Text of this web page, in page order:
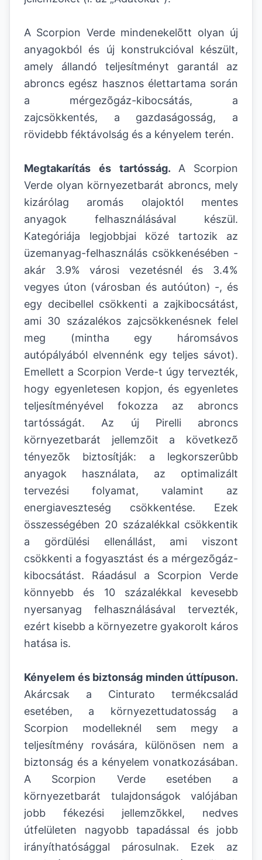
A Scorpion Verde mindenekelõtt olyan új
anyagokból és új konstrukcióval készült,
amely állandó teljesítményt garantál az
abroncs egész hasznos élettartama során
a mérgezõgáz-kibocsátás, a
zajcsökkentés, a gazdaságosság, a
rövidebb féktávolság és a kényelem terén.
Megtakarítás és tartósság. A
Scorpion
Verde olyan környezetbarát abroncs, mely
kizárólag aromás olajoktól mentes
anyagok felhasználásával készül.
Kategóriája legjobbjai közé tartozik az
üzemanyag-felhasználás csökkenésében -
akár 3.9% városi vezetésnél és 3.4%
vegyes úton (városban és autóúton) -, és
egy decibellel csökkenti a zajkibocsátást,
ami 30 százalékos zajcsökkenésnek felel
meg (mintha egy háromsávos
autópályából elvennénk egy teljes sávot).
Emellett a Scorpion Verde-t úgy tervezték,
hogy egyenletesen kopjon, és egyenletes
teljesítményével fokozza az abroncs
tartósságát. Az új Pirelli abroncs
környezetbarát jellemzõit a következõ
tényezõk biztosítják: a legkorszerûbb
anyagok használata, az optimalizált
tervezési folyamat, valamint az
energiaveszteség csökkentése. Ezek
összességében 20 százalékkal csökkentik
a gördülési ellenállást, ami viszont
csökkenti a fogyasztást és a mérgezõgáz-
kibocsátást. Ráadásul a Scorpion Verde
könnyebb és 10 százalékkal kevesebb
nyersanyag felhasználásával tervezték,
ezért kisebb a környezetre gyakorolt káros
hatása is.
Kényelem és biztonság minden úttípuson.
Akárcsak a Cinturato termékcsalád
esetében, a környezettudatosság a
Scorpion modelleknél sem megy a
teljesítmény rovására, különösen nem a
biztonság és a kényelem vonatkozásában.
A Scorpion Verde esetében a
környezetbarát tulajdonságok valójában
jobb fékezési jellemzõkkel, nedves
útfelületen nagyobb tapadással és jobb
irányíthatósággal párosulnak. Ezek az